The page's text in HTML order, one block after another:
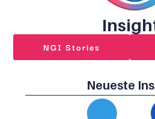
NGI Stories
Neueste